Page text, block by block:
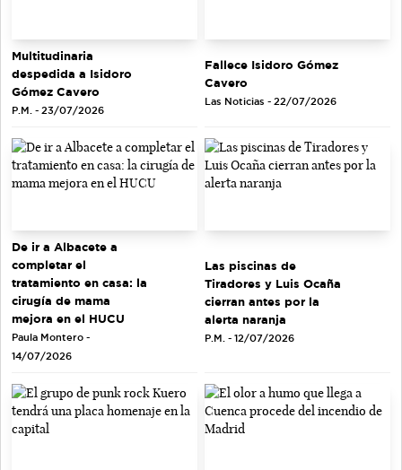
Multitudinaria
despedida a Isidoro
Gómez Cavero
P.M. - 23/07/2026
Fallece Isidoro Gómez
Cavero
Las Noticias - 22/07/2026
De ir a Albacete a
completar el
tratamiento en casa: la
cirugía de mama
mejora en el HUCU
Paula Montero -
14/07/2026
Las piscinas de
Tiradores y Luis Ocaña
cierran antes por la
alerta naranja
P.M. - 12/07/2026